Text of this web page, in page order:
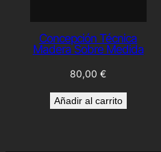
Concepción Técnica
Madera Sobre Medida
80,00€
Añadir al carrito